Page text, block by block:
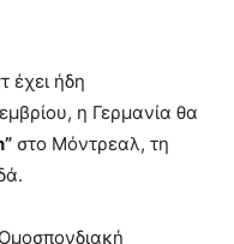
έχει ήδη
η Γερμανία θα
στο Μόντρεαλ, τη